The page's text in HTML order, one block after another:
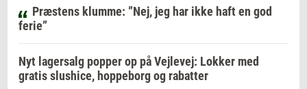
Præstens klumme: ”Nej, jeg har ikke haft en god
ferie”
Nyt lagersalg popper op på Vejlevej: Lokker med
gratis slushice, hoppeborg og rabatter